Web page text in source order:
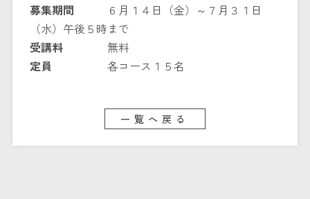
募集期間 ６月１４日（金）～７月３１日
（水）午後５時まで
受講料無料
定員 各コース１５名
一覧へ戻る